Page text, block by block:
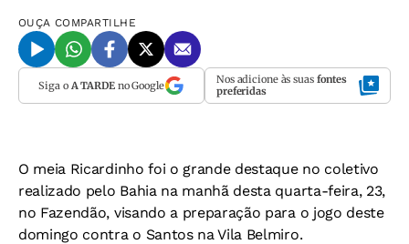
OUÇA COMPARTILHE
Siga o A TARDEno Google Nos adicione às suas fontes
preferidas
O meia Ricardinho foi o grande destaque no coletivo
realizado pelo Bahia na manhã desta quarta-feira, 23,
no Fazendão, visando a preparação para o jogo deste
domingo contra o Santos na Vila Belmiro.